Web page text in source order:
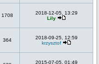
1708
2018-12-05, 13:29
Lily
364
2018-09-25, 12:59
krzysztof
2015-07-05, 01:49